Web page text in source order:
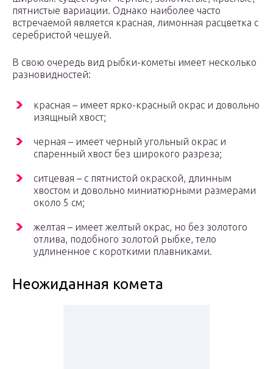
пятнистые вариации. Однако наиболее часто
встречаемой является красная, лимонная расцветка с
серебристой чешуей.
В свою очередь вид рыбки-кометы имеет несколько
разновидностей:
красная – имеет ярко-красный окрас и довольно
изящный хвост;
черная – имеет черный угольный окрас и
спаренный хвост без широкого разреза;
ситцевая – с пятнистой окраской, длинным
хвостом и довольно миниатюрными размерами
около 5 см;
желтая – имеет желтый окрас, но без золотого
отлива, подобного золотой рыбке, тело
удлиненное с короткими плавниками.
Неожиданная комета